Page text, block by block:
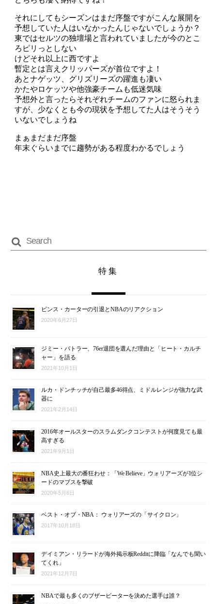
特集
ビンス・カーターの引退とNBAのリアクション
2020年6月27日
ジミー・バトラー、76er退団を選んだ理由と「ヒート・カルチ
ャー」を語る
2021年10月1日
ルカ・ドンチッチが自己最多46得点、ミドルレンジが強力な武
器に
2021年2月14日
2016年オールスターのスラムダンクコンテストが何度見ても最
高すぎる
2021年9月1日
NBA史上最大の番狂わせ：「We Believe」ウォリアーズが1位シ
ードのマブスを撃破
2020年5月6日
ベスト・オブ・NBA： ウォリアーズの「サイクロン」
2017年10月18日
デイミアン・リラードが海外掲示板Redditに降臨「なんでも聞い
てくれ」
2021年12月7日
NBAで最も多くのブザービーターを決めた選手は誰？